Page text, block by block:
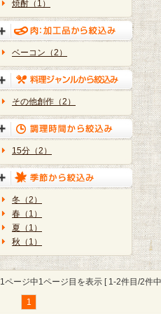
焼酎（1）
ベーコン（2）
その他創作（2）
15分（2）
冬（2）
春（1）
夏（1）
秋（1）
1ページ中1ページ目を表示 [ 1-2件目/2件
1